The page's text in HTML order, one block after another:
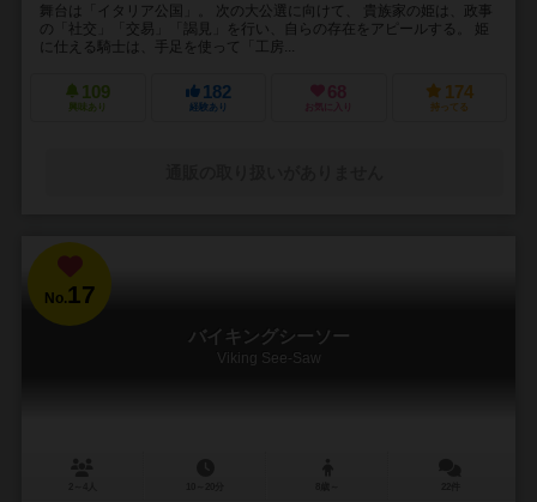
舞台は「イタリア公国」。 次の大公選に向けて、 貴族家の姫は、政事
の「社交」「交易」「謁見」を行い、自らの存在をアピールする。 姫
に仕える騎士は、手足を使って「工房...
109
興味あり
182
経験あり
68
お気に入り
174
持ってる
No.17
バイキングシーソー
Viking See-Saw